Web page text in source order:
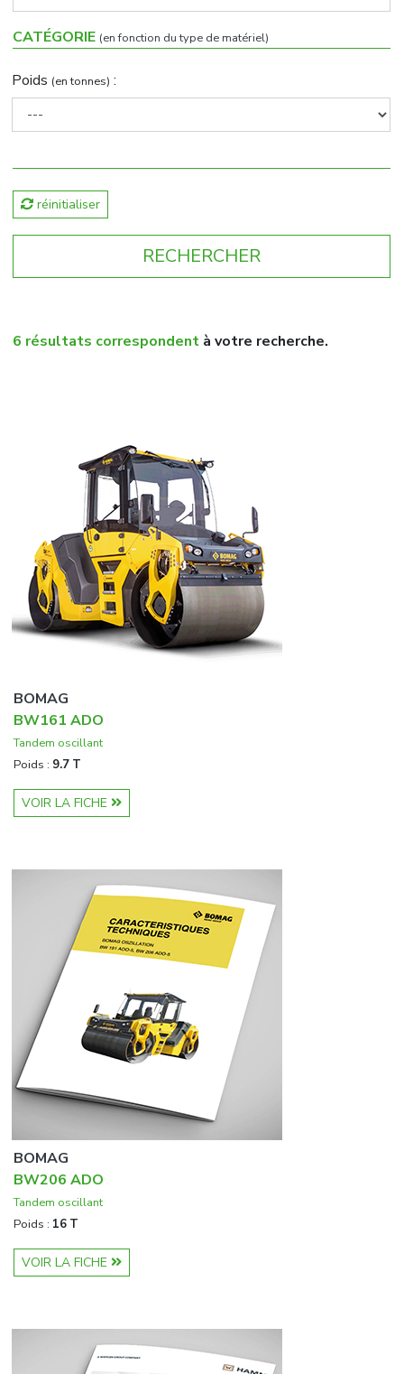
CATÉGORIE (en fonction du type de matériel)
Poids (en tonnes) :
réinitialiser
6 résultats correspondent à votre recherche.
BOMAG
BW161 ADO
Tandem oscillant
Poids : 9.7 T
VOIR LA FICHE
BOMAG
BW206 ADO
Tandem oscillant
Poids : 16 T
VOIR LA FICHE